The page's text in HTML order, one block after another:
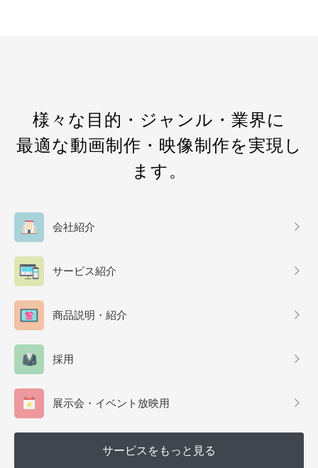
様々な目的・ジャンル・業界に
最適な動画制作・映像制作を実現し
ます。
会社紹介
サービス紹介
商品説明・紹介
採用
展示会・イベント放映用
サービスをもっと見る